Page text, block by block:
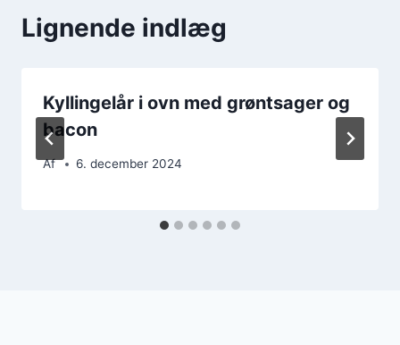
Lignende indlæg
Kyllingelår i ovn med grøntsager og
bacon
Af 6. december 2024